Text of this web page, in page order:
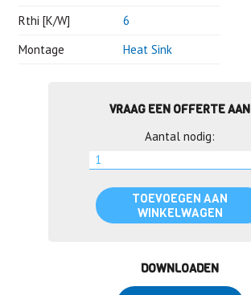
Rthi [K/W]
6
Montage
Heat Sink
VRAAG EEN OFFERTE AAN
Aantal nodig:
TOEVOEGEN AAN
WINKELWAGEN
DOWNLOADEN